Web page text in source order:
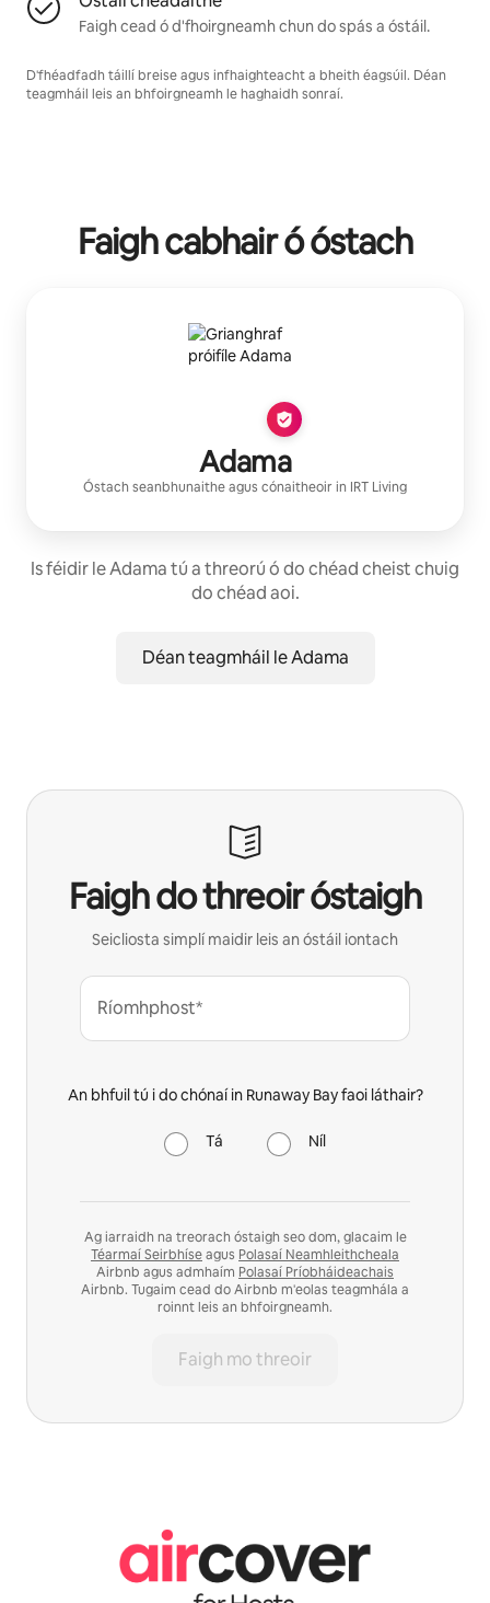
Faigh cead ó d'fhoirgneamh chun do spás a óstáil.
D'fhéadfadh táillí breise agus infhaighteacht a bheith éagsúil. Déan
teagmháil leis an bhfoirgneamh le haghaidh sonraí.
Faigh cabhair ó óstach
Adama
Óstach seanbhunaitheagus cónaitheoir in IRT Living
Is féidir le Adama tú a threorú ó do chéad cheist chuig
do chéad aoi.
Déan teagmháil le Adama
Faigh do threoir óstaigh
Seicliosta simplí maidir leis an óstáil iontach
Ríomhphost*
An bhfuil tú i do chónaí in Runaway Bay faoi láthair?
Tá Níl
Ag iarraidh na treorach óstaigh seo dom, glacaim le
Téarmaí Seirbhíseagus Polasaí Neamhleithcheala
Airbnb agus admhaím Polasaí Príobháideachais
Airbnb. Tugaim cead do Airbnb m'eolas teagmhála a
roinnt leis an bhfoirgneamh.
Faigh mo threoir